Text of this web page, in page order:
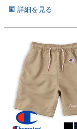
詳細を見る